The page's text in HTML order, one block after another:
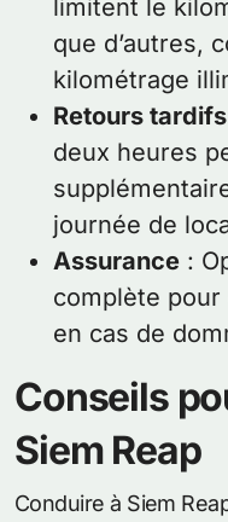
limitent le
que d’autres,
kilométrage
Retours tardifs
deux heures
journée de
Assurance :
complète
en cas de
Conseils
Siem Reap
Conduire à Siem